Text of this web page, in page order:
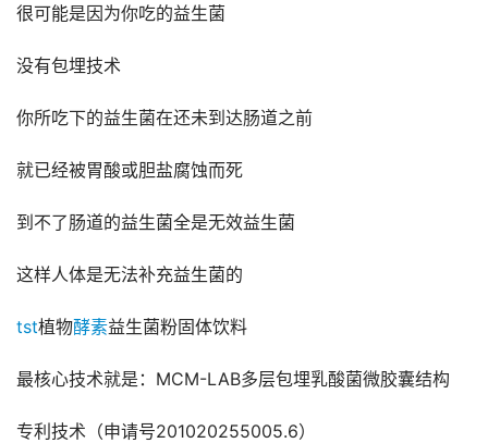
很可能是因为你吃的益生菌
没有包埋技术
你所吃下的益生菌在还未到达肠道之前
就已经被胃酸或胆盐腐蚀而死
到不了肠道的益生菌全是无效益生菌
这样人体是无法补充益生菌的
tst植物酵素益生菌粉固体饮料
最核心技术就是：MCM-LAB多层包埋乳酸菌微胶囊结构
专利技术（申请号201020255005.6）